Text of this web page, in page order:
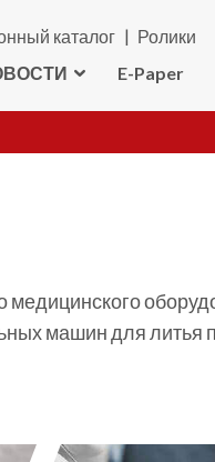
каталог Ролики
E-Paper
медицинского
машин для литья